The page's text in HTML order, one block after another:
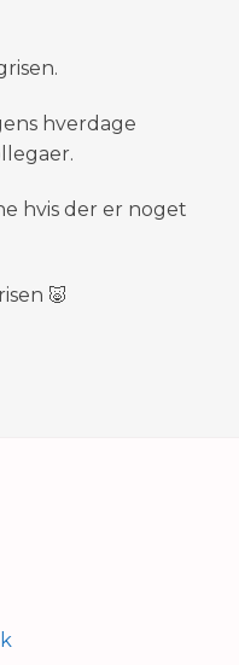
hverdage
hvis der er noget
🐷